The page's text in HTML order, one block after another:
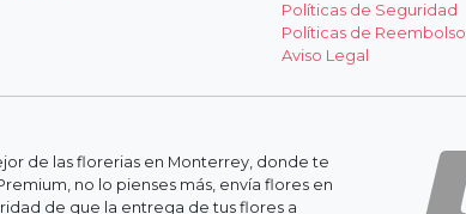
Políticas de Seguridad
Políticas de Reembolso
Aviso Legal
de las florerias en Monterrey, donde te
no lo pienses más, envía flores en
de que la entrega de tus flores a